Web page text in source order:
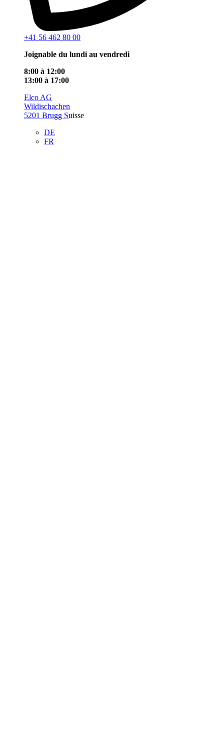
+41 56 462 80 00
Joignable du lundi au vendredi
8:00 à 12:00
13:00 à 17:00
Elco AG
Wildischachen
5201 Brugg Suisse
DE
FR